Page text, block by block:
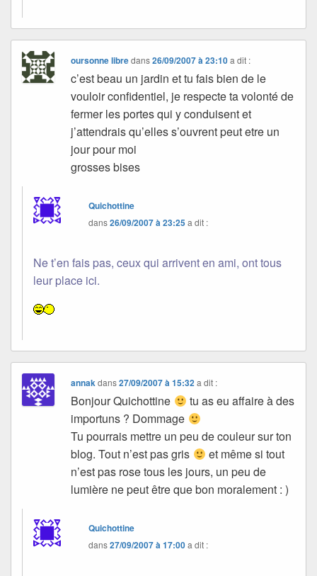
oursonne libredans26/09/2007 à 23:10 a dit :
c’est beau un jardin et tu fais bien de le
vouloir confidentiel, je respecte ta volonté de
fermer les portes qui y conduisent et
j’attendrais qu’elles s’ouvrent peut etre un
jour pour moi
grosses bises
Quichottine
dans26/09/2007 à 23:25a dit :
Ne t’en fais pas, ceux qui arrivent en ami, ont tous
leur place ici.
annakdans27/09/2007 à 15:32 a dit :
Bonjour Quichottine
tu as eu affaire à des
importuns ? Dommage
Tu pourrais mettre un peu de couleur sur ton
blog. Tout n’est pas gris
et même si tout
n’est pas rose tous les jours, un peu de
lumière ne peut être que bon moralement : )
Quichottine
dans27/09/2007 à 17:00a dit :